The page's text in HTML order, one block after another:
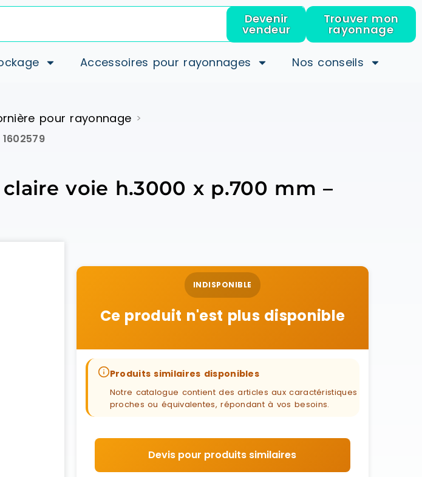
Devenir
vendeur
Trouver mon
rayonnage
Accessoires pour rayonnages Nos conseils
pour rayonnage >
voie h.3000 x p.700 mm –
INDISPONIBLE
Ce produit n'est plus disponible
Produits similaires disponibles
Notre catalogue contient des articles aux caractéristiques
proches ou équivalentes, répondant à vos besoins.
Devis pour produits similaires